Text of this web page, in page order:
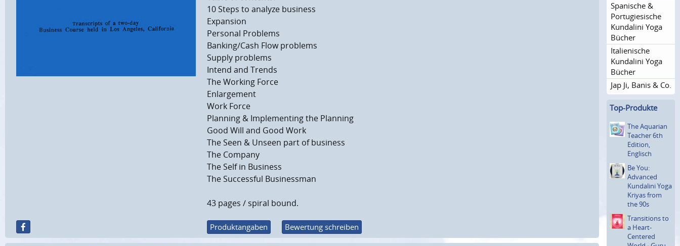
10 Steps to analyze business
Expansion
Personal Problems
Banking/Cash Flow problems
Supply problems
Intend and Trends
The Working Force
Enlargement
Work Force
Planning & Implementing the Planning
Good Will and Good Work
The Seen & Unseen part of business
The Company
The Self in Business
The Successful Businessman
43 pages / spiral bound.
Produktangaben Bewertung schreiben
Spanische &
Portugie­sische
Kundalini Yoga
Bücher
Italienische
Kundalini Yoga
Bücher
Jap Ji, Banis & Co.
Top-Produkte
The Aquarian
Teacher 6th
Edition,
Englisch
Be You:
Advanced
Kundalini Yoga
Kriyas from
the 90s
Transi­tions to
a Heart-
Centered